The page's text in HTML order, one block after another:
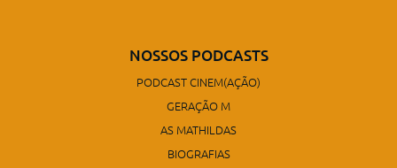
NOSSOS PODCASTS
PODCAST CINEM(AÇÃO)
GERAÇÃO M
AS MATHILDAS
BIOGRAFIAS